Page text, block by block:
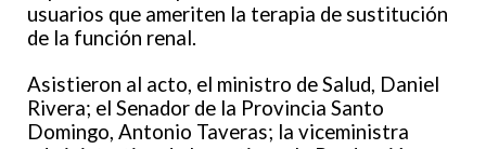
usuarios que ameriten la terapia de sustitución
de la función renal.
Asistieron al acto, el ministro de Salud, Daniel
Rivera; el Senador de la Provincia Santo
Domingo, Antonio Taveras; la viceministra